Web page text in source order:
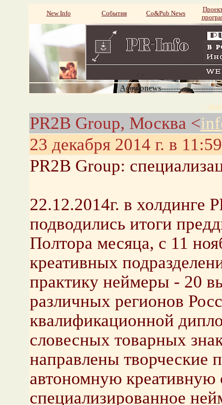
New Info События Со&Pub News
.
PR2B Group, Москва <
23 декабря 2014 г. в 11:59
PR2B Group:
22.12.2014г. в холдинге
подводились итоги
Полтора месяца, с 11
креативных
практику неймеры - 20
различных регионов
квалификационной
словесных товарных
направлены творческие
автономную креативную
специализированное